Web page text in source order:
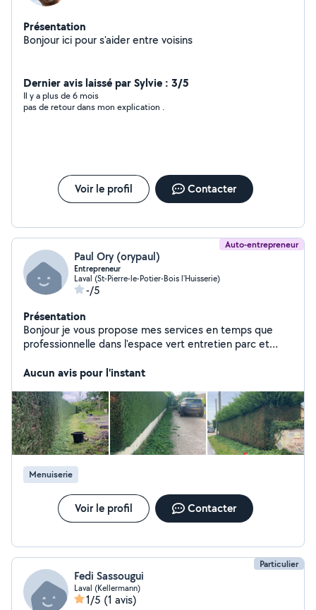
Présentation
Bonjour ici pour s'aider entre voisins
Dernier avis laissé par Sylvie : 3/5
Il y a plus de 6 mois
pas de retour dans mon explication .
Voir le profil Contacter
Auto-entrepreneur
Paul Ory (orypaul)
Entrepreneur
Laval (St-Pierre-le-Potier-Bois l'Huisserie)
-/5
Présentation
Bonjour je vous propose mes services en temps que
professionnelle dans l'espace vert entretien parc et
à joint peinture nettoyage de toiture et façades dalles
Aucun avis pour l'instant
Menuiserie
Voir le profil Contacter
Particulier
Fedi Sassougui
Laval (Kellermann)
1/5 (1 avis)